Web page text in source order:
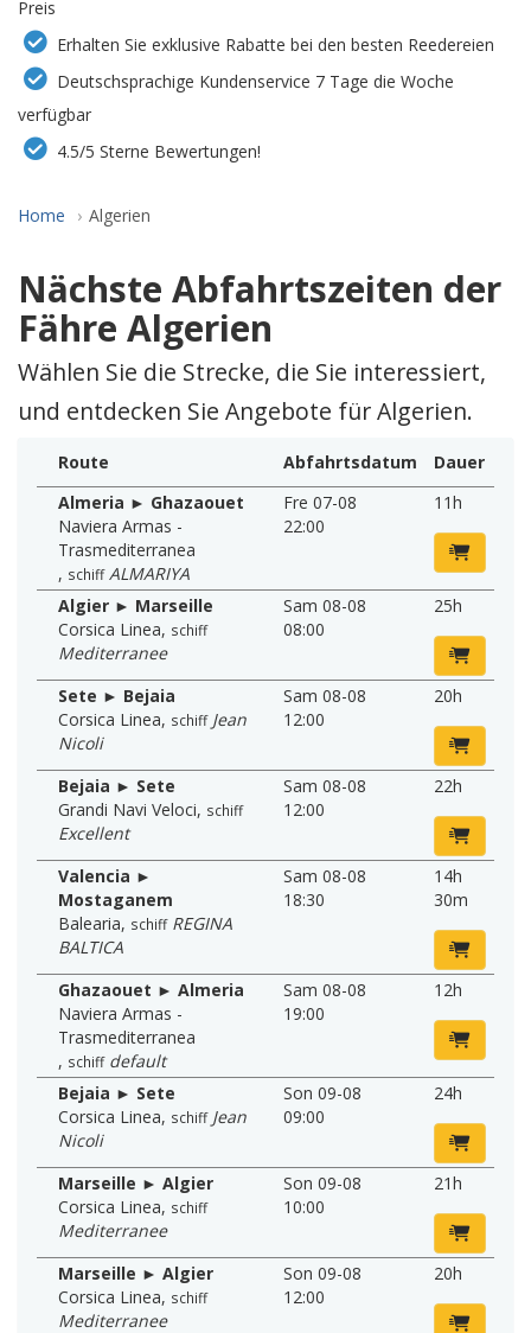
Preis
Erhalten Sie exklusive Rabatte bei den besten Reedereien
Deutschsprachige Kundenservice 7 Tage die Woche
verfügbar
4.5/5 Sterne Bewertungen!
Home Algerien
Nächste Abfahrtszeiten der
Fähre Algerien
Wählen Sie die Strecke, die Sie interessiert,
und entdecken Sie Angebote für Algerien.
Route Abfahrtsdatum
Dauer
Almeria ► Ghazaouet
Naviera Armas -
Trasmediterranea
, schiff ALMARIYA
Fre 07-08
22:00
11h
Algier ► Marseille
Corsica Linea, schiff
Mediterranee
Sam 08-08
08:00
25h
Sete ► Bejaia
Corsica Linea, schiff Jean
Nicoli
Sam 08-08
12:00
20h
Bejaia ► Sete
Grandi Navi Veloci, schiff
Excellent
Sam 08-08
12:00
22h
Valencia ►
Mostaganem
Balearia, schiff REGINA
BALTICA
Sam 08-08
18:30
14h
30m
Ghazaouet ► Almeria
Naviera Armas -
Trasmediterranea
, schiff default
Sam 08-08
19:00
12h
Bejaia ► Sete
Corsica Linea, schiff Jean
Nicoli
Son 09-08
09:00
24h
Marseille ► Algier
Corsica Linea, schiff
Mediterranee
Son 09-08
10:00
21h
Marseille ► Algier
Corsica Linea, schiff
Mediterranee
Son 09-08
12:00
20h